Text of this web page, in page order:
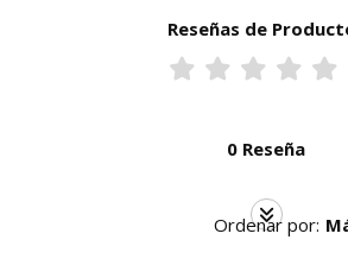
Reseñas de
0 Reseña
Ordenar por: